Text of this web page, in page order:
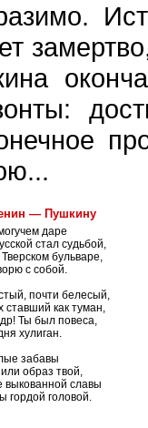
— Пушкину
даре
стал судьбой,
бульваре,
с собой.
почти белесый,
ставший как туман,
Ты был повеса,
хулиган.
забавы
образ твой,
выкованной славы
гордой головой.